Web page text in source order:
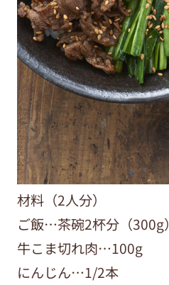
材料（2人分）
ご飯…茶碗2杯分（300g）
牛こま切れ肉…100g
にんじん…1/2本